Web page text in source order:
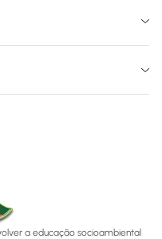
a educação socioambiental